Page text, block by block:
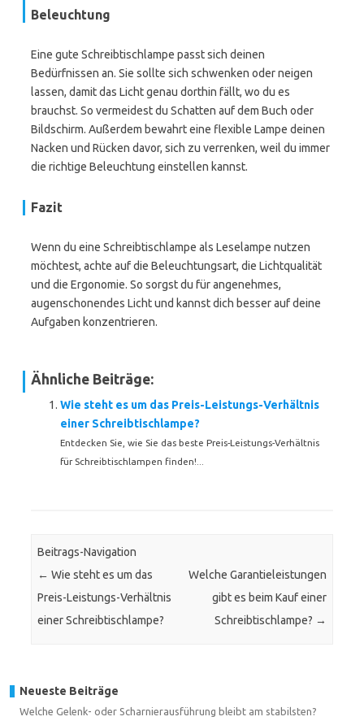
Beleuchtung
Eine gute Schreibtischlampe passt sich deinen
Bedürfnissen an. Sie sollte sich schwenken oder neigen
lassen, damit das Licht genau dorthin fällt, wo du es
brauchst. So vermeidest du Schatten auf dem Buch oder
Bildschirm. Außerdem bewahrt eine flexible Lampe deinen
Nacken und Rücken davor, sich zu verrenken, weil du immer
die richtige Beleuchtung einstellen kannst.
Fazit
Wenn du eine Schreibtischlampe als Leselampe nutzen
möchtest, achte auf die Beleuchtungsart, die Lichtqualität
und die Ergonomie. So sorgst du für angenehmes,
augenschonendes Licht und kannst dich besser auf deine
Aufgaben konzentrieren.
Ähnliche Beiträge:
Wie steht es um das Preis-Leistungs-Verhältnis
einer Schreibtischlampe?
Entdecken Sie, wie Sie das beste Preis-Leistungs-Verhältnis
für Schreibtischlampen finden!...
Beitrags-Navigation
← Wie steht es um das
Preis-Leistungs-Verhältnis
einer Schreibtischlampe?
Welche Garantieleistungen
gibt es beim Kauf einer
Schreibtischlampe? →
Neueste Beiträge
Welche Gelenk- oder Scharnierausführung bleibt am stabilsten?